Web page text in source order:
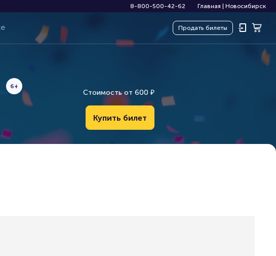
8-800-500-42-62 Главная Новосибирск
Продать билеты
6+
Стоимость от 600 ₽
Купить билет